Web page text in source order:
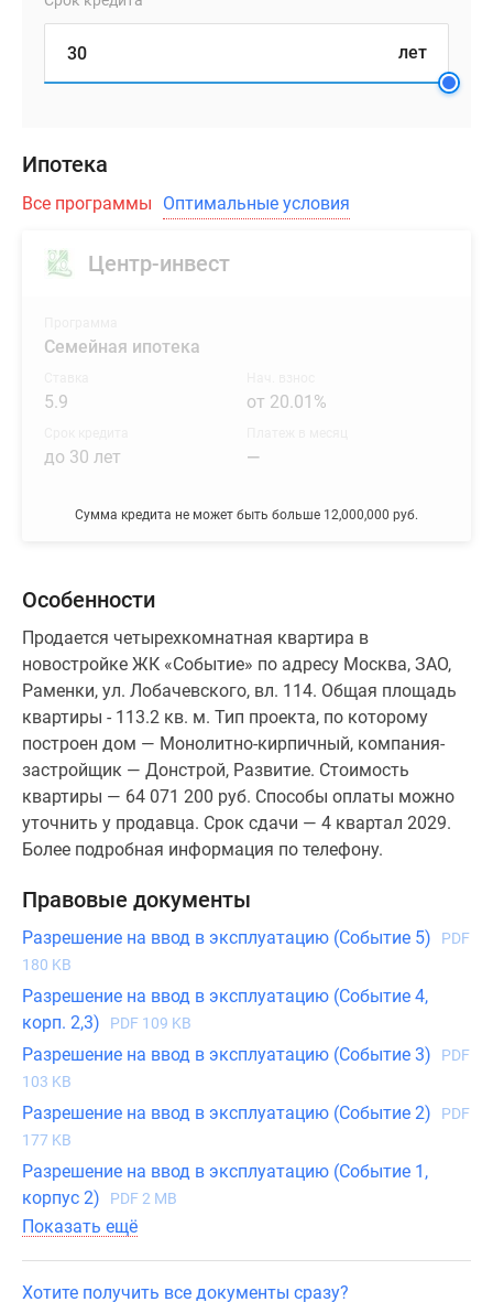
лет
Ипотека
Все программы Оптимальные условия
Центр-инвест
Сумма кредита не может быть больше 12,000,000 руб.
Семейная ипотека
5.9 от 20.01%
до 30 лет —
Особенности
Продается четырехкомнатная квартира в
новостройке ЖК «Событие» по адресу Москва, ЗАО,
Раменки, ул. Лобачевского, вл. 114. Общая площадь
квартиры - 113.2 кв. м. Тип проекта, по которому
построен дом — Монолитно-кирпичный, компания-
застройщик — Донстрой, Развитие. Стоимость
квартиры — 64 071 200 руб. Способы оплаты можно
уточнить у продавца. Срок сдачи — 4 квартал 2029.
Более подробная информация по телефону.
Правовые документы
Разрешение на ввод в эксплуатацию (Событие 5)
PDF
180 KB
Разрешение на ввод в эксплуатацию (Событие 4,
корп. 2,3)
PDF 109 KB
Разрешение на ввод в эксплуатацию (Событие 3)
PDF
103 KB
Разрешение на ввод в эксплуатацию (Событие 2)
PDF
177 KB
Разрешение на ввод в эксплуатацию (Событие 1,
корпус 2)
PDF 2 MB
Показать ещё
Хотите получить все документы сразу?